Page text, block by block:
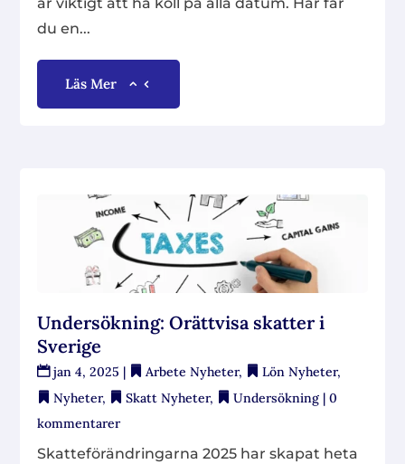
du en...
Läs Mer
Undersökning: Orättvisa skatter i
Sverige
jan 4, 2025 | Arbete Nyheter, Lön Nyheter,
Nyheter, Skatt Nyheter, Undersökning | 0
kommentarer
Skatteförändringarna 2025 har skapat heta